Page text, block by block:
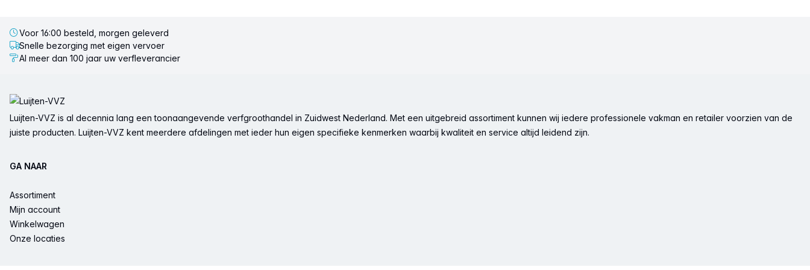
Voor 16:00 besteld, morgen geleverd
Snelle bezorging met eigen vervoer
Al meer dan 100 jaar uw verfleverancier
Luijten-VVZ is al decennia lang een toonaangevende verfgroothandel in Zuidwest Nederland. Met een uitgebreid assortiment kunnen wij iedere professionele vakman en retailer voorzien van de
juiste producten. Luijten-VVZ kent meerdere afdelingen met ieder hun eigen specifieke kenmerken waarbij kwaliteit en service altijd leidend zijn.
GA NAAR
Assortiment
Mijn account
Winkelwagen
Onze locaties